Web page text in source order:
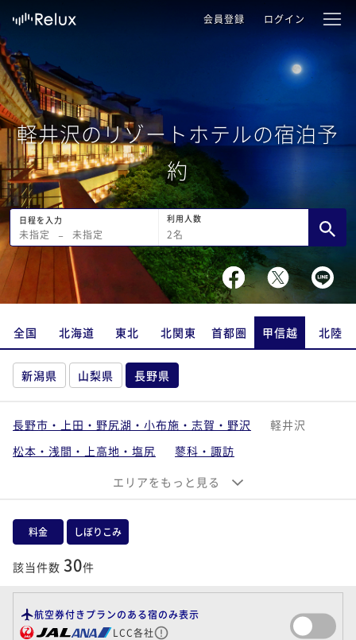
会員登録 ログイン
軽井沢のリゾートホテルの宿泊予
約
日程を入力
未指定 − 未指定
利用人数
2名
全国 北海道 東北 北関東 首都圏 甲信越 北陸
新潟県 山梨県 長野県
長野市・上田・野尻湖・小布施・志賀・野沢
軽井沢
松本・浅間・上高地・塩尻
蓼科・諏訪
白馬・大町・安曇野
昼神・飯田・下伊那
エリアをもっと見る
料金 しぼりこみ
該当件数 30件
航空券付きプランのある宿のみ表示
LCC各社